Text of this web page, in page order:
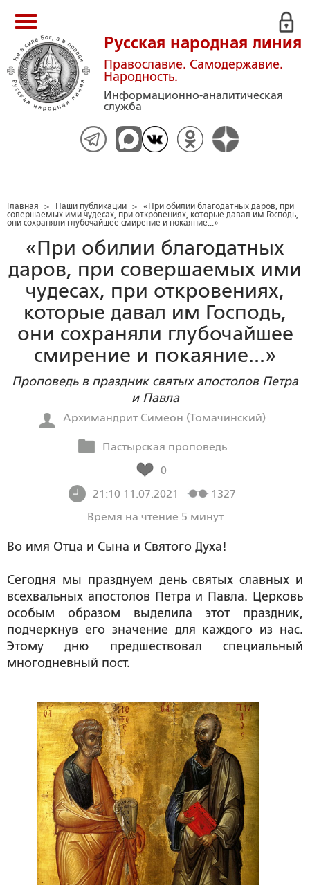
Русская народная линия
Православие. Самодержавие.
Народность.
Информационно-аналитическая
служба
Главная > Наши публикации > «При обилии благодатных даров, при
совершаемых ими чудесах, при откровениях, которые давал им Господь,
они сохраняли глубочайшее смирение и покаяние...»
«При обилии благодатных
даров, при совершаемых ими
чудесах, при откровениях,
которые давал им Господь,
они сохраняли глубочайшее
смирение и покаяние...»
Проповедь в праздник святых апостолов Петра
и Павла
Архимандрит Симеон (Томачинский)
Пастырская проповедь
0
21:10 11.07.2021
1327
Время на чтение 5 минут
Во имя Отца и Сына и Святого Духа!
Сегодня мы празднуем день святых славных и
всехвальных апостолов Петра и Павла. Церковь
особым образом выделила этот праздник,
подчеркнув его значение для каждого из нас.
Этому дню предшествовал специальный
многодневный пост.